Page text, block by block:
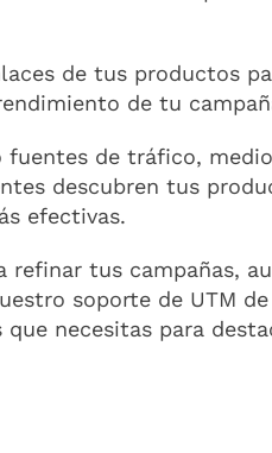
de tus productos
de tu
de tráfico,
descubren tus
efectivas.
tus campañas,
soporte de UTM
necesitas para